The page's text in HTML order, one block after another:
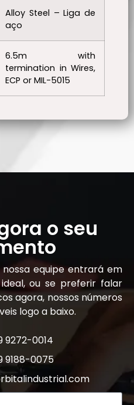
Alloy Steel – Liga de
aço
6.5m with
termination in Wires,
ECP or MIL-5015
o seu
equipe entrará em
ou se preferir falar
agora, nossos números
logo a baixo.
9272-0014
9188-0075